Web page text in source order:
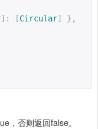
]: [Circular]
},
，否则返回false。